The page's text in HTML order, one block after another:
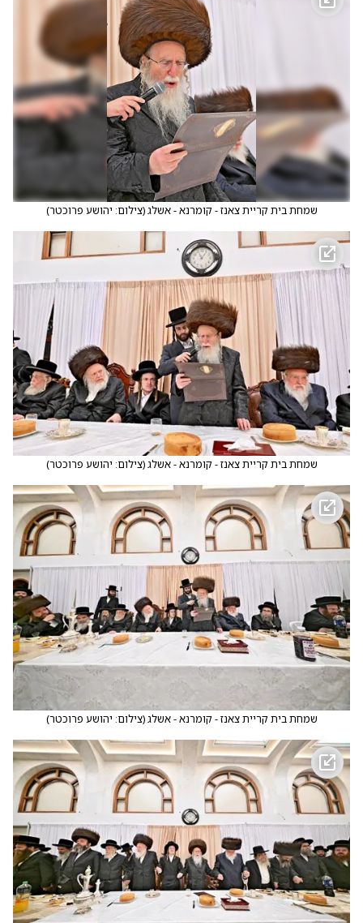
שמחת בית קריית צאנז - קומרנא - אשלג(צילום: יהושע פרוכטר)
שמחת בית קריית צאנז - קומרנא - אשלג(צילום: יהושע פרוכטר)
שמחת בית קריית צאנז - קומרנא - אשלג (צילום: יהושע פרוכטר)